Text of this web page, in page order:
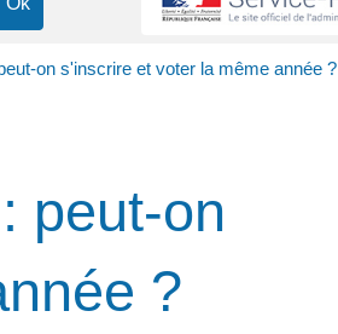
on s'inscrire et voter la même année ?
peut-on
?